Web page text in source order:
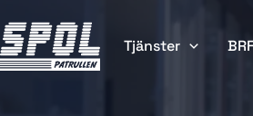
to
content
Tjänster BRF